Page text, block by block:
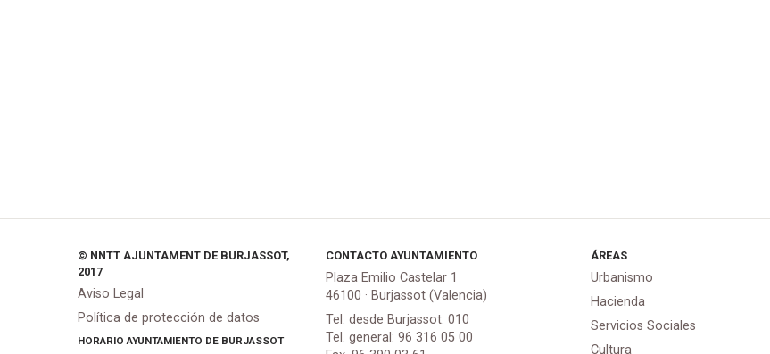
© NNTT AJUNTAMENT DE BURJASSOT,
2017
Aviso Legal
Política de protección de datos
HORARIO AYUNTAMIENTO DE BURJASSOT
CONTACTO AYUNTAMIENTO
Plaza Emilio Castelar 1
46100 · Burjassot (Valencia)
Tel. desde Burjassot: 010
Tel. general: 96 316 05 00
ÁREAS
Urbanismo
Hacienda
Servicios Sociales
Cultura